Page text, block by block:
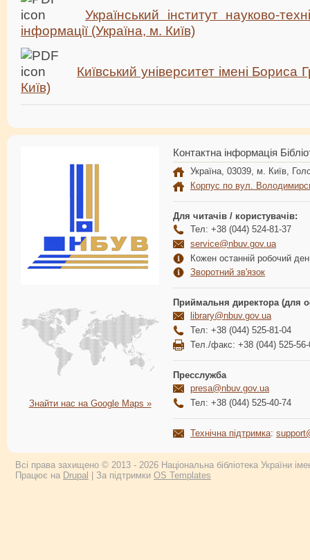
Український інститут науково-
інформації (Україна, м. Київ)
Київський університет імені Бориса
Київ)
Знайти нас на Google Maps »
Контактна інформація
Україна, 03039, м. Київ,
Корпус по вул.
Для читачів / користувачів:
Тел: +38 (044) 524-81-37
service@nbuv.gov.ua
Кожен останній робочий
Зворотний зв'язок
Приймальня директора (для
library@nbuv.gov.ua
Тел: +38 (044) 525-81-04
Тел./факс: +38 (044) 525-56-
Пресслужба
presa@nbuv.gov.ua
Тел: +38 (044) 525-40-74
Технічна підтримка:
Всі права захищено © 2013 - 2026 Національна бібліотека України
Працює на Drupal | За підтримки OS Templates